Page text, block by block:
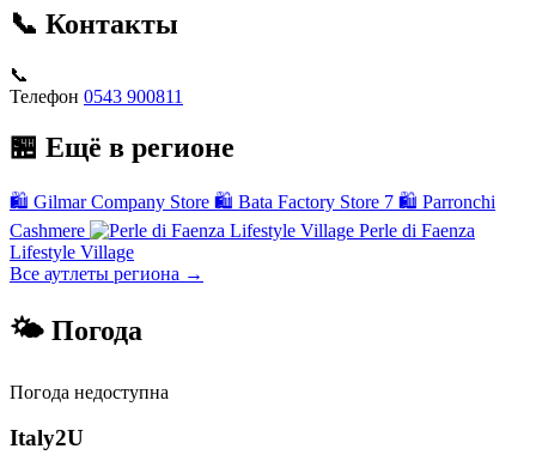
📞 Контакты
📞
Телефон 0543 900811
🏪 Ещё в регионе
🛍 Gilmar Company Store 🛍 Bata Factory Store 7 🛍 Parronchi
Cashmere
Perle di Faenza
Lifestyle Village
Все аутлеты региона →
🌤 Погода
Погода недоступна
Italy2U